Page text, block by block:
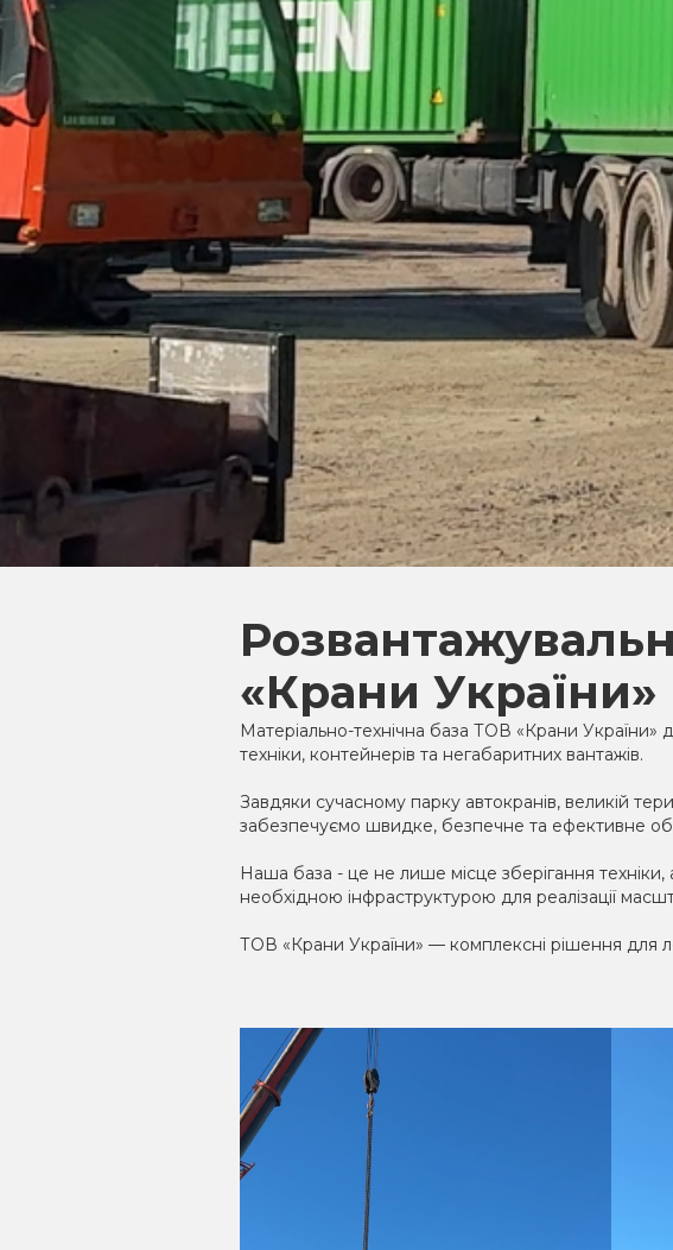
«Крани України»
Матеріально-технічна база ТОВ «Крани
техніки, контейнерів та негабаритних вантажів.
Завдяки сучасному парку автокранів, великій
забезпечуємо швидке, безпечне та ефективне
Наша база - це не лише місце зберігання
необхідною інфраструктурою для реалізації
ТОВ «Крани України» — комплексні рішення для